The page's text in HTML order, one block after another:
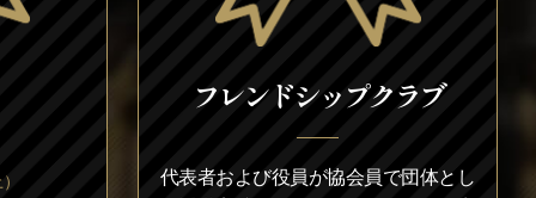
フレンドシップクラブ
代表者および役員が協会員で団体とし